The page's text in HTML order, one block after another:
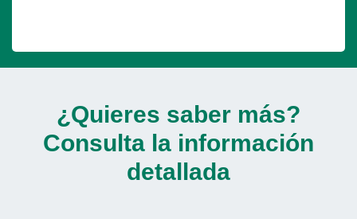
¿Quieres saber más?
Consulta la información
detallada